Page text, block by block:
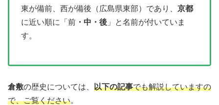
東が備前、西が備後（広島県東部）であり、 京都
に近い順に「前 ・中・後 」と名前が付いていま
す。
倉敷の歴史については、 以下の記事でも解説していますの
で、ご覧ください。